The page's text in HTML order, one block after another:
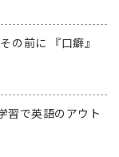
の前に 『口癖』
習で英語のアウト